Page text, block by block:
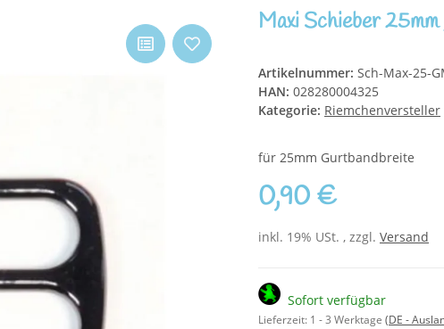
Maxi Schieber
Artikelnummer: Sch-Max-25-
HAN: 028280004325
Kategorie: Riemchenversteller
für 25mm Gurtbandbreite
0,90 €
inkl. 19% USt. , zzgl. Versand
Sofort verfügbar
Lieferzeit: 1 - 3 Werktage (DE -